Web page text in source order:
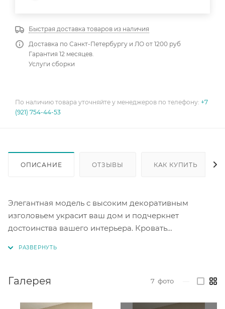
Быстрая доставка товаров из наличия
Доставка по Санкт-Петербургу и ЛО от 1200 руб
Гарантия 12 месяцев.
Услуги сборки
По наличию товара уточняйте у менеджеров по телефону: +7
(921) 754-44-53
ОПИСАНИЕ ОТЗЫВЫ КАК КУПИТЬ
Элегантная модель с высоким декоративным
изголовьем украсит ваш дом и подчеркнет
достоинства вашего интерьера. Кровать
Спальное место под матрас 160х200 см.
Каркас: массив дерева, ЛДСП, ДВП, фанера,
Галерея 7 фото